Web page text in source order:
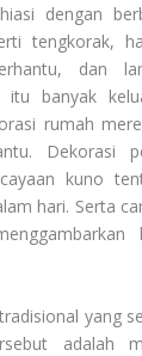
dengan
tengkorak,
dan
banyak
rumah
Dekorasi
kuno
hari. Serta
yang
adalah